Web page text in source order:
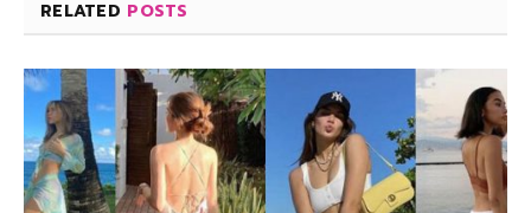
RELATED POSTS